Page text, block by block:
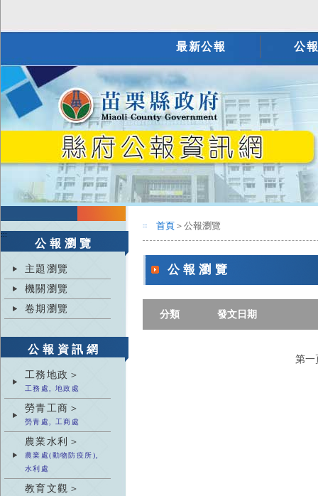
最新公報 公
:::
公報瀏覽
主題瀏覽
機關瀏覽
卷期瀏覽
公報資訊網
工務地政＞
工務處, 地政處
勞青工商＞
勞青處, 工商處
農業水利＞
農業處(動物防疫所),
水利處
教育文觀＞
::: 首頁 ＞公報瀏覽
公報瀏覽
分類 發文日期
第一